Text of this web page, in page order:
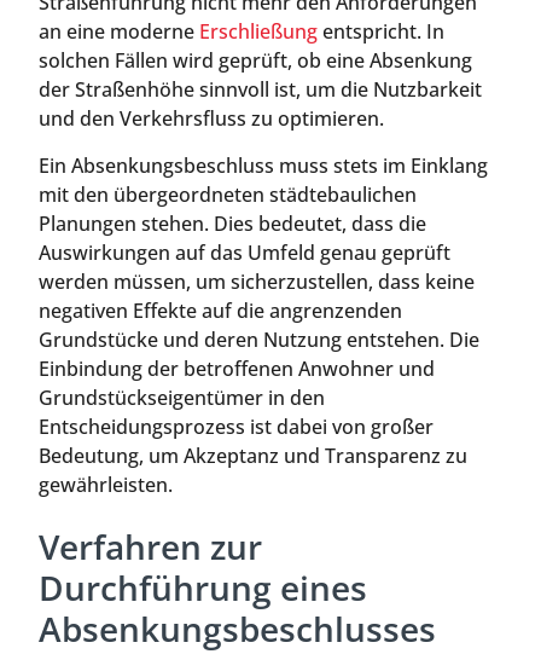
an eine moderne Erschließungentspricht. In
solchen Fällen wird geprüft, ob eine Absenkung
der Straßenhöhe sinnvoll ist, um die Nutzbarkeit
und den Verkehrsfluss zu optimieren.
Ein Absenkungsbeschluss muss stets im Einklang
mit den übergeordneten städtebaulichen
Planungen stehen. Dies bedeutet, dass die
Auswirkungen auf das Umfeld genau geprüft
werden müssen, um sicherzustellen, dass keine
negativen Effekte auf die angrenzenden
Grundstücke und deren Nutzung entstehen. Die
Einbindung der betroffenen Anwohner und
Grundstückseigentümer in den
Entscheidungsprozess ist dabei von großer
Bedeutung, um Akzeptanz und Transparenz zu
gewährleisten.
Verfahren zur
Durchführung eines
Absenkungsbeschlusses